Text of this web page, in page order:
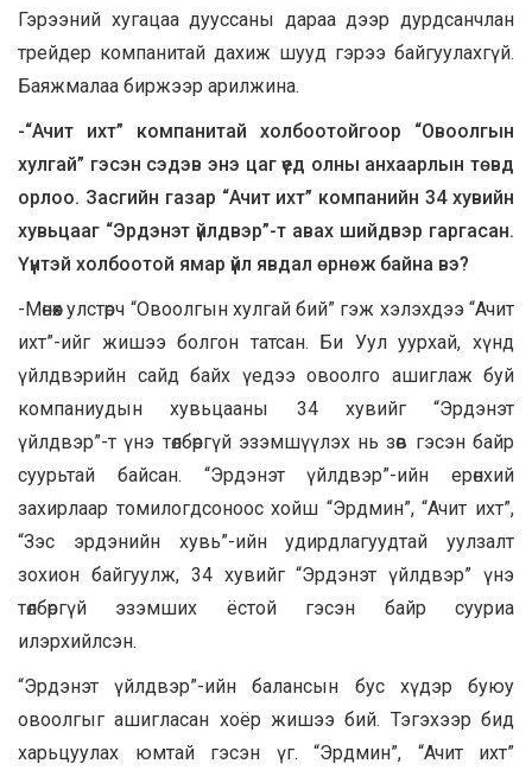
Гэрээний хугацаа дууссаны дараа дээр дурдсанчлан
трейдер компанитай дахиж шууд гэрээ байгуулахгүй.
Баяжмалаа биржээр арилжина.
-“Ачит ихт” компанитай холбоотойгоор “Овоолгын
хулгай” гэсэн сэдэв энэ цаг үед олны анхаарлын төвд
орлоо. Засгийн газар “Ачит ихт” компанийн 34 хувийн
хувьцааг “Эрдэнэт үйлдвэр”-т авах шийдвэр гаргасан.
Үүнтэй холбоотой ямар үйл явдал өрнөж байна вэ?
-Мөнөөх улстөрч “Овоолгын хулгай бий” гэж хэлэхдээ “Ачит
ихт”-ийг жишээ болгон татсан. Би Уул уурхай, хүнд
үйлдвэрийн сайд байх үедээ овоолго ашиглаж буй
компаниудын хувьцааны 34 хувийг “Эрдэнэт
үйлдвэр”-т үнэ төлбөргүй эзэмшүүлэх нь зөв гэсэн байр
суурьтай байсан. “Эрдэнэт үйлдвэр”-ийн ерөнхий
захирлаар томилогдсоноос хойш “Эрдмин”, “Ачит ихт”,
“Зэс эрдэнийн хувь”-ийн удирдлагуудтай уулзалт
зохион байгуулж, 34 хувийг “Эрдэнэт үйлдвэр” үнэ
төлбөргүй эзэмших ёстой гэсэн байр сууриа
илэрхийлсэн.
“Эрдэнэт үйлдвэр”-ийн балансын бус хүдэр буюу
овоолгыг ашигласан хоёр жишээ бий. Тэгэхээр бид
харьцуулах юмтай гэсэн үг. “Эрдмин”, “Ачит ихт”